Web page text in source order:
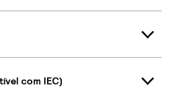
com IEC)